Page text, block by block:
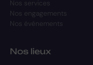
Nos services
Nos engagements
Nos événements
Nos lieux